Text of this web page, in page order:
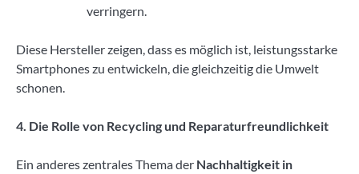
verringern.
Diese Hersteller zeigen, dass es möglich ist, leistungsstarke
Smartphones zu entwickeln, die gleichzeitig die Umwelt
schonen.
4. Die Rolle von Recycling und Reparaturfreundlichkeit
Ein anderes zentrales Thema der Nachhaltigkeit in